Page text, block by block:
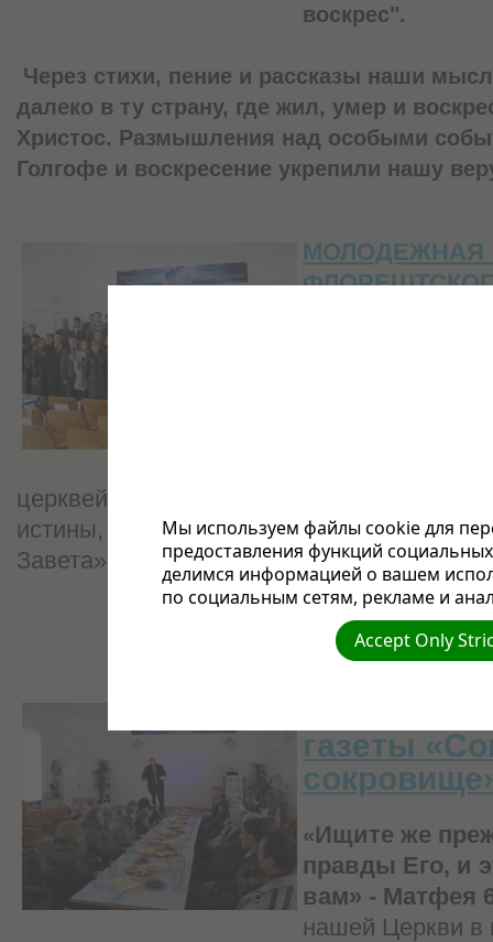
воскрес".
Через стихи, пение и рассказы наши
далеко в ту страну, где жил, умер и
Христос. Размышления над особыми
Голгофе и воскресение укрепили нашу
МОЛОДЕЖНАЯ
церквей Флорештского поля приехала на
истины, которую они изучали по плану из
Завета».
читать дальше...
газеты
«Ищите же
правды Его, и
вам» - Матфея
нашей Церкви в
Мы используем файлы cookie для
предоставления функций
делимся информацией о вашем
по социальным сетям, рекламе и
Accept Only